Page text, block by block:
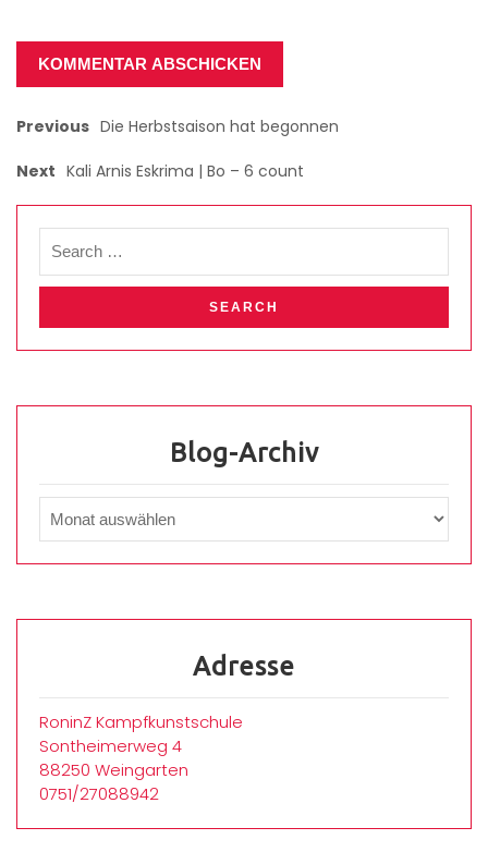
Previous Die Herbstsaison hat begonnen
Next Kali Arnis Eskrima | Bo – 6 count
Blog-Archiv
Adresse
RoninZ Kampfkunstschule
Sontheimerweg 4
88250 Weingarten
0751/27088942